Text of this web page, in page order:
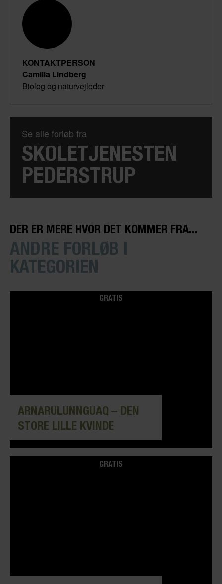
KONTAKTPERSON
Camilla Lindberg
Biolog og naturvejleder
Se alle forløb fra
SKOLETJENESTEN
PEDERSTRUP
DER ER MERE HVOR DET KOMMER FRA...
ANDRE FORLØB I
KATEGORIEN
GRATIS
ARNARULUNNGUAQ – DEN
STORE LILLE KVINDE
GRATIS